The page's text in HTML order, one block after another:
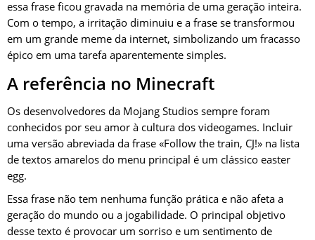
essa frase ficou gravada na memória de uma geração inteira.
Com o tempo, a irritação diminuiu e a frase se transformou
em um grande meme da internet, simbolizando um fracasso
épico em uma tarefa aparentemente simples.
A referência no Minecraft
Os desenvolvedores da Mojang Studios sempre foram
conhecidos por seu amor à cultura dos videogames. Incluir
uma versão abreviada da frase «Follow the train, CJ!» na lista
de textos amarelos do menu principal é um clássico easter
egg.
Essa frase não tem nenhuma função prática e não afeta a
geração do mundo ou a jogabilidade. O principal objetivo
desse texto é provocar um sorriso e um sentimento de